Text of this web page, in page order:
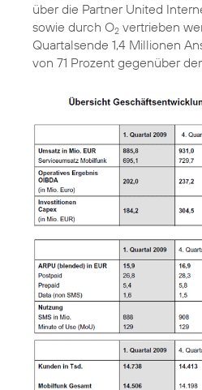
über die Partner United
sowie durch O2 vertrieben
Quartalsende 1,4 Millionen
von 71 Prozent gegenüber